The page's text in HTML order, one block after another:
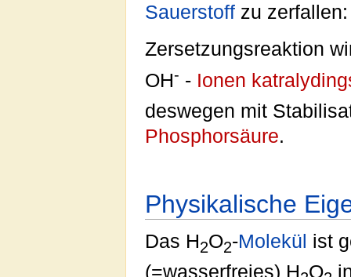
Sauerstoff zu
Zersetzungsreaktion
OH- - Ionen
deswegen mit
Phosphorsäure.
Physikalische
Das H2O2-Molekül ist
(=wasserfreies) H O